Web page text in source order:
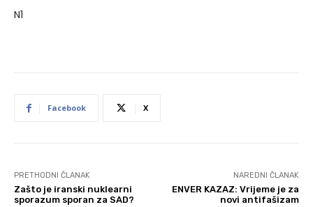
N1
Facebook X
PRETHODNI ČLANAK
Zašto je iranski nuklearni
sporazum sporan za SAD?
NAREDNI ČLANAK
ENVER KAZAZ: Vrijeme je za
novi antifašizam